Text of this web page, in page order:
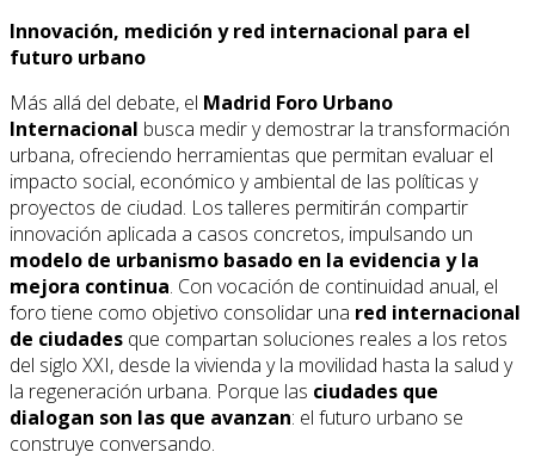
Innovación, medición y red internacional para el
futuro urbano
Más allá del debate, el Madrid Foro Urbano
Internacional busca medir y demostrar la transformación
urbana, ofreciendo herramientas que permitan evaluar el
impacto social, económico y ambiental de las políticas y
proyectos de ciudad. Los talleres permitirán compartir
innovación aplicada a casos concretos, impulsando un
modelo de urbanismo basado en la evidencia y la
mejora continua. Con vocación de continuidad anual, el
foro tiene como objetivo consolidar una red internacional
de ciudades que compartan soluciones reales a los retos
del siglo XXI, desde la vivienda y la movilidad hasta la salud y
la regeneración urbana. Porque las ciudades que
dialogan son las que avanzan: el futuro urbano se
construye conversando.